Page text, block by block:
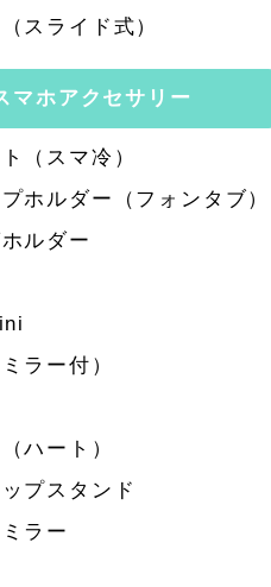
スライド式）
マホアクセサリー
（スマ冷）
ホルダー（フォンタブ）
ルダー
ラー付）
ハート）
プスタンド
ラー